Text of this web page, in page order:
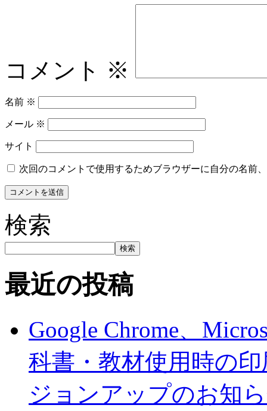
コメント ※
名前 ※
メール ※
サイト
次回のコメントで使用するためブラウザーに自分の名前
検索
検索
最近の投稿
Google Chrome、
科書・教材使用時の
ジョンアップのお知